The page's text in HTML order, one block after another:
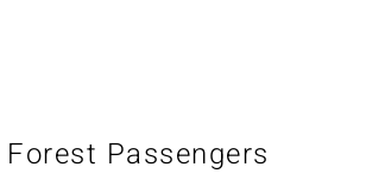
Forest Passengers